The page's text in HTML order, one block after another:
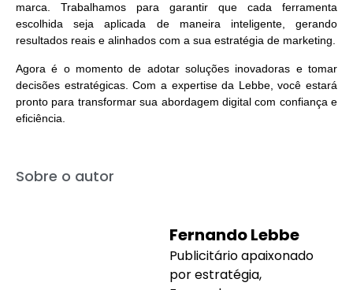
marca. Trabalhamos para garantir que cada ferramenta
escolhida seja aplicada de maneira inteligente, gerando
resultados reais e alinhados com a sua estratégia de marketing.
Agora é o momento de adotar soluções inovadoras e tomar
decisões estratégicas. Com a expertise da Lebbe, você estará
pronto para transformar sua abordagem digital com confiança e
eficiência.
Sobre o autor
Fernando Lebbe
Publicitário apaixonado
por estratégia,